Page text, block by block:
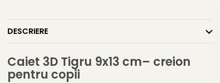
DESCRIERE
Caiet 3D Tigru 9x13 cm– creion
pentru copii